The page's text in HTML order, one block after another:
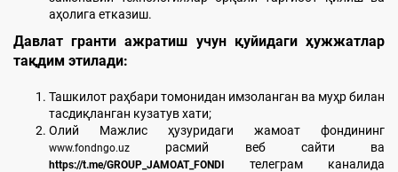
аҳолига етказиш.
Давлат гранти ажратиш учун қуйидаги ҳужжатлар
тақдим этилади:
Ташкилот раҳбари томонидан имзоланган ва муҳр билан
тасдиқланган кузатув хати;
Олий Мажлис ҳузуридаги жамоат фондининг
www.fondngo.uz расмий веб сайти ва
https://t.me/GROUP_JAMOAT_FONDI
телеграм каналида